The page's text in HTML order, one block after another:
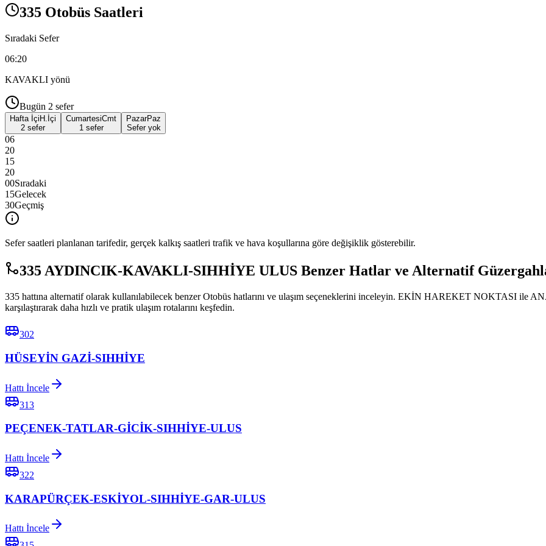
335 Otobüs Saatleri
Sıradaki Sefer
06:20
KAVAKLI yönü
Bugün 2 sefer
Hafta İçi H.İçi
2 sefer
CumartesiCmt
1 sefer
PazarPaz
Sefer yok
06
20
15
20
00Sıradaki
15Gelecek
30Geçmiş
Sefer saatleri planlanan tarifedir, gerçek kalkış saatleri trafik ve hava koşullarına göre değişiklik gösterebilir.
335 AYDINCIK-KAVAKLI-SIHHİYE ULUS Benzer Hatlar ve Alternatif
335 hattına alternatif olarak kullanılabilecek benzer Otobüs hatlarını ve ulaşım seçeneklerini inceleyin. EKİN HAREKET NOKTASI ile
karşılaştırarak daha hızlı ve pratik ulaşım rotalarını keşfedin.
302
HÜSEYİN GAZİ-SIHHİYE
Hattı İncele
313
PEÇENEK-TATLAR-GİCİK-SIHHİYE-ULUS
Hattı İncele
322
KARAPÜRÇEK-ESKİYOL-SIHHİYE-GAR-ULUS
Hattı İncele